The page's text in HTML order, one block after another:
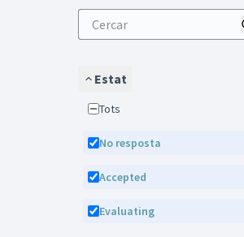
Estat
Tots
No resposta
Accepted
Evaluating